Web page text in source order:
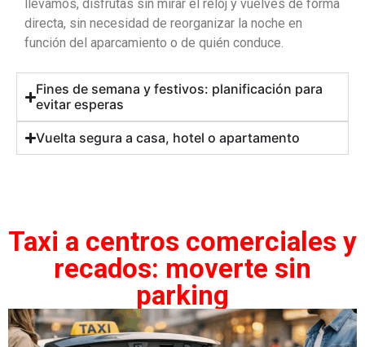
llevamos, disfrutas sin mirar el reloj y vuelves de forma
directa, sin necesidad de reorganizar la noche en
función del aparcamiento o de quién conduce.
Fines de semana y festivos: planificación para
evitar esperas
Vuelta segura a casa, hotel o apartamento
Taxi a centros comerciales y
recados: moverte sin
parking